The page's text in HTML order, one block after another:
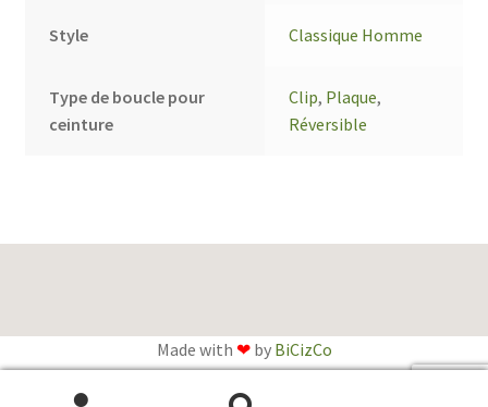
Style Classique Homme
Type de boucle pour
ceinture
Clip, Plaque,
Réversible
Made with ❤by BiCizCo
Anglais